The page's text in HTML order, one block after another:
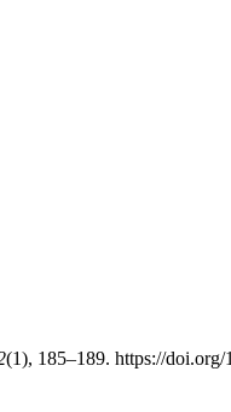
(1), 185–189. https://